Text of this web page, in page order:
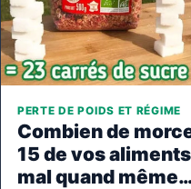
PERTE DE POIDS ET RÉGIME
Combien de
15 de vos
mal quand